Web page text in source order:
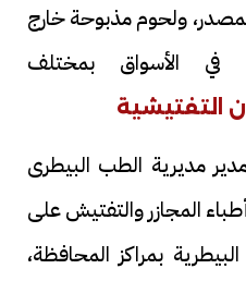
ولحوم مذبوحة خارج
في الأسواق بمختلف
التفتيشية
مديرية الطب البيطرى
المجازر والتفتيش على
بمراكز المحافظة،